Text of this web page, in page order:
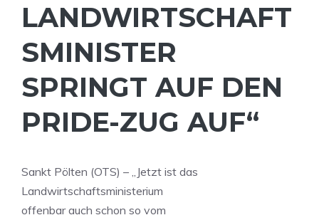
LANDWIRTSCHAFT
SMINISTER
SPRINGT AUF DEN
PRIDE-ZUG AUF“
Sankt Pölten (OTS) – „Jetzt ist das
Landwirtschaftsministerium
offenbar auch schon so vom